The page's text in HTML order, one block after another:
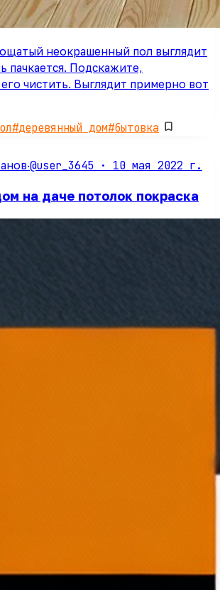
неокрашенный пол выглядит
пачкается. Подскажите,
чистить. Выглядит примерно вот
#деревянный дом#бытовка
·@user_3645 · 10 мая 2022 г.
на даче потолок покраска